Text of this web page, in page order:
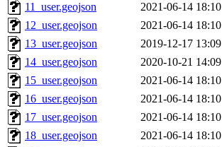
11_user.geojson
2021-06-14 18:10
12_user.geojson
2021-06-14 18:10
13_user.geojson
2019-12-17 13:09
14_user.geojson
2020-10-21 14:09
15_user.geojson
2021-06-14 18:10
16_user.geojson
2021-06-14 18:10
17_user.geojson
2021-06-14 18:10
18_user.geojson
2021-06-14 18:10